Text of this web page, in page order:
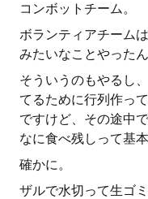
コンボットチーム。
ボランティアチーム
みたいなことやった
そういうのもやるし
てるために行列作っ
ですけど、その途中
なに食べ残しって基
確かに。
ザルで水切って生ゴ